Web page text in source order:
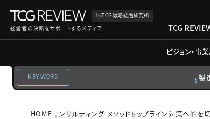
byTCG 戦略総合研究所
経営者の決断をサポートするメディア
TCG
ビジョン・事
KEYWORD 製
HOMEコンサルティング メソッド トップライン対策へ舵を